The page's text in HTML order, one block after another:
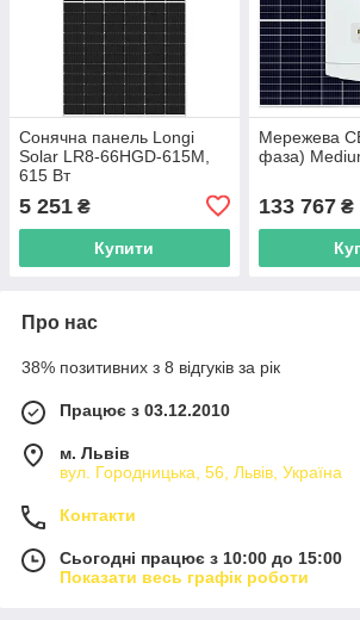
Сонячна панель Longi
Solar LR8-66HGD-615M,
615 Вт
5 251 ₴
Купити
Мережева
фаза)
133 767₴
Про нас
38% позитивних з 8 відгуків за рік
Працює з 03.12.2010
м. Львів
вул. Городницька, 56, Львів, Україна
Контакти
Сьогодні працює з 10:00 до 15:00
Показати весь графік роботи